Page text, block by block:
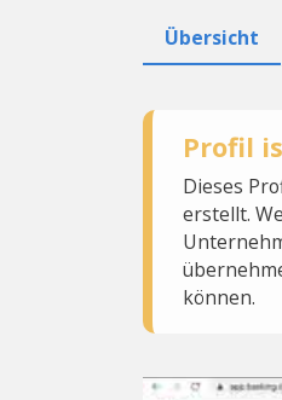
Übersicht
Profil
Dieses
erstellt.
können.